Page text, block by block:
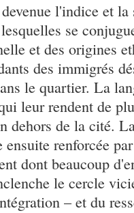
l'indice et
se
et des origines
des immigrés
le quartier. La
leur rendent de
dehors de la cité.
ensuite renforcée
dont beaucoup
le cercle
– et du